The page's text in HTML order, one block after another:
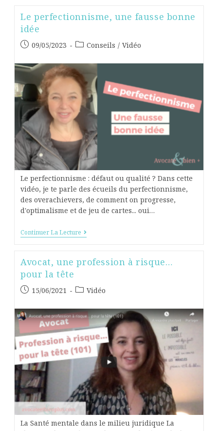
Le perfectionnisme, une fausse bonne
idée
09/05/2023 Conseils / Vidéo
Le perfectionnisme : défaut ou qualité ? Dans cette
vidéo, je te parle des écueils du perfectionnisme,
des overachievers, de comment on progresse,
d'optimalisme et de jeu de cartes... oui…
Continuer La Lecture
Avocat, une profession à risque…
pour la tête
15/06/2021 Vidéo
La Santé mentale dans le milieu juridique La